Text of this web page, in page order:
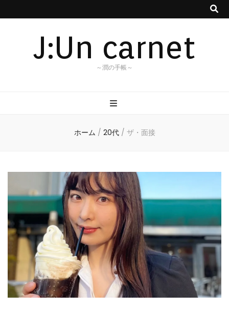
J:Un carnet
～潤の手帳～
ホーム / 20代 / ザ・面接